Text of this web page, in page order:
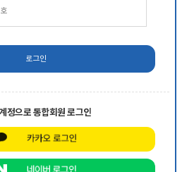
정으로 통합회원 로그인